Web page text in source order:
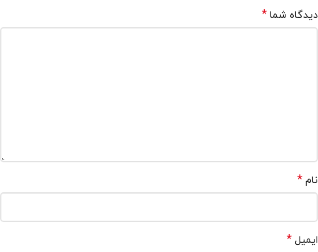
دیدگاه شما *
نام *
ایمیل *